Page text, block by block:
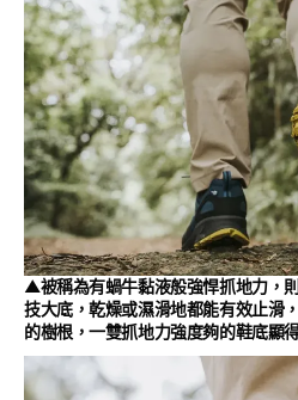
▲被稱為有蝸牛黏液般強悍抓地力
技大底，乾燥或濕滑地都能有效止滑
的樹根，一雙抓地力強度夠的鞋底顯